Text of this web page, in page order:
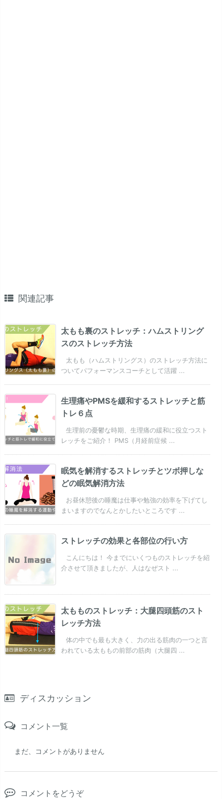
関連記事
太もも裏のストレッチ：ハムストリング
スのストレッチ方法
太もも（ハムストリングス）のストレッチ方法に
ついてパフォーマンスコーチとして活躍 ...
生理痛やPMSを緩和するストレッチと筋
トレ６点
生理前の憂鬱な時期、生理痛の緩和に役立つスト
レッチをご紹介！ PMS（月経前症候 ...
眠気を解消するストレッチとツボ押しな
どの眠気解消方法
お昼休憩後の睡魔は仕事や勉強の効率を下げてし
まいますのでなんとかしたいところです ...
ストレッチの効果と各部位の行い方
こんにちは！ 今までにいくつものストレッチを紹
介させて頂きましたが、人はなぜスト ...
太もものストレッチ：大腿四頭筋のスト
レッチ方法
体の中でも最も大きく、力の出る筋肉の一つと言
われている太ももの前部の筋肉（大腿四 ...
ディスカッション
コメント一覧
まだ、コメントがありません
コメントをどうぞ